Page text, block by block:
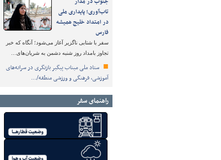
تاب‌آوری؛ پایداری ملی
در امتداد خلیج همیشه
فارس
سفر با شتابی ناگزیر آغاز می‌شود؛ آنگاه که خبر
تجاوز بامداد روز شنبه دشمن به شریان‌های…
ستاد ملی میناب پیگیر بازنگری در سرانه‌های
آموزشی، فرهنگی و ورزشی منطقه/…
راهنمای سفر